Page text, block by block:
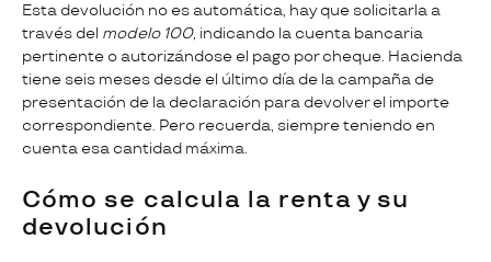
Esta devolución no es automática, hay que solicitarla a
través del modelo 100, indicando la cuenta bancaria
pertinente o autorizándose el pago por cheque. Hacienda
tiene seis meses desde el último día de la campaña de
presentación de la declaración para devolver el importe
correspondiente. Pero recuerda, siempre teniendo en
cuenta esa cantidad máxima.
Cómo se calcula la renta y su
devolución